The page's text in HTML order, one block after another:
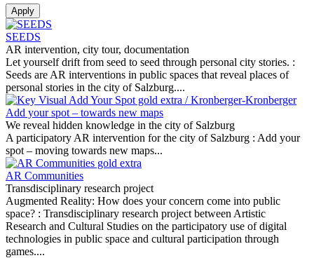
SEEDS
AR intervention, city tour, documentation
Let yourself drift from seed to seed through personal city stories. :
Seeds are AR interventions in public spaces that reveal places of
personal stories in the city of Salzburg....
Add your spot – towards new maps
We reveal hidden knowledge in the city of Salzburg
A participatory AR intervention for the city of Salzburg : Add your
spot – moving towards new maps...
AR Communities
Transdisciplinary research project
Augmented Reality: How does your concern come into public
space? : Transdisciplinary research project between Artistic
Research and Cultural Studies on the participatory use of digital
technologies in public space and cultural participation through
games....